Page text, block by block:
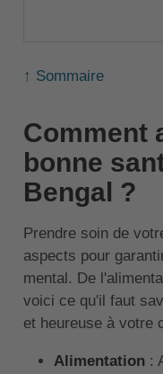
↑ Sommaire
Comment
bonne
Bengal ?
Prendre soin de
aspects pour
mental. De
voici ce qu'il faut
et heureuse à votre
Alimentation: